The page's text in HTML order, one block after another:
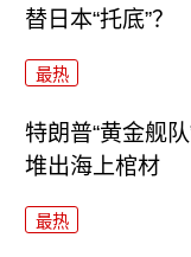
替日本“托底”？
最热
特朗普“黄金舰
堆出海上棺材
最热